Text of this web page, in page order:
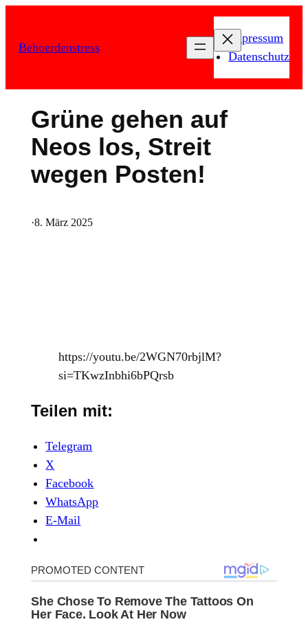
springen
Behoerdenstress
Impressum
Datenschutz
Grüne gehen auf
Neos los, Streit
wegen Posten!
·8. März 2025
https://youtu.be/2WGN70rbjlM?
si=TKwzInbhi6bPQrsb
Teilen mit:
Telegram
X
Facebook
WhatsApp
E-Mail